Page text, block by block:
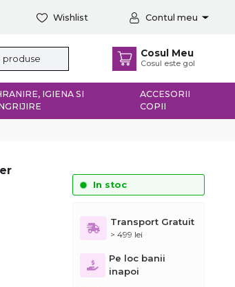
Wishlist Contul meu
Cosul Meu
Cosul este gol
IGIENA SI
ACCESORII
COPII
In stoc
Transport Gratuit
> 499 lei
Pe loc banii
inapoi